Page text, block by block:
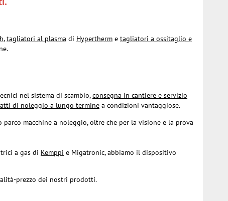
,tagliatori al plasma di Hypertherm e tagliatori a ossitaglio e
nel sistema di scambio,consegna in cantiere e servizio
di noleggio a lungo termine a condizioni vantaggiose.
macchine a noleggio, oltre che per la visione e la prova
a gas di Kemppi e Migatronic, abbiamo il dispositivo
prezzo dei nostri prodotti.